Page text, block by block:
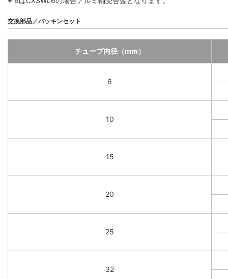
交換部品／パッキンセット
チューブ内径（mm）
6
10
15
20
25
32